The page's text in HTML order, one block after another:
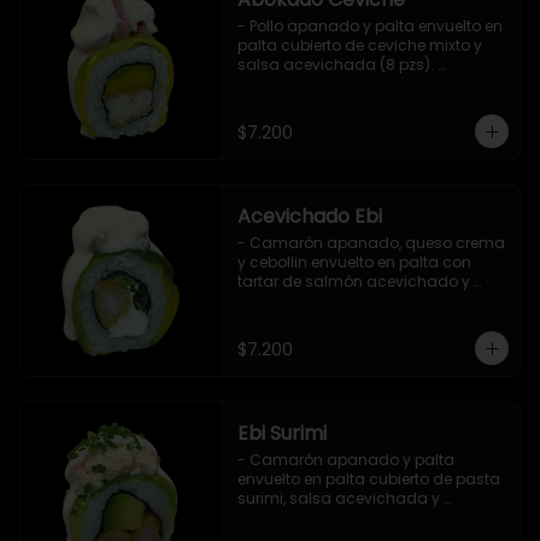
- Pollo apanado y palta envuelto en
palta cubierto de ceviche mixto y
salsa acevichada (8 pzs).
$7.200
Acevichado Ebi
- Camarón apanado, queso crema
y cebollin envuelto en palta con
tartar de salmón acevichado y
$7.200
Ebi Surimi
- Camarón apanado y palta
envuelto en palta cubierto de pasta
surimi, salsa acevichada y